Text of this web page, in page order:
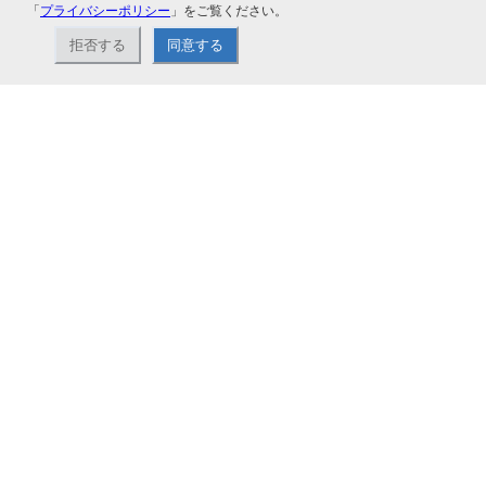
「プライバシーポリシー 」をご覧ください。
拒否する 同意する